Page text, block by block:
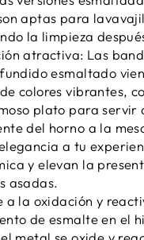
aptas para
la limpieza
atractiva: Las
esmaltado
colores vibrantes,
plato para servir
del horno a la
a tu
y elevan la
asadas.
a la oxidación y
de esmalte en el